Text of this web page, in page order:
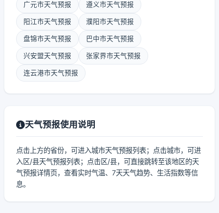
广元市天气预报 遵义市天气预报
阳江市天气预报 濮阳市天气预报
盘锦市天气预报 巴中市天气预报
兴安盟天气预报 张家界市天气预报
连云港市天气预报
天气预报使用说明
点击上方的省份，可进入城市天气预报列表；点击城市，可进
入区/县天气预报列表；点击区/县，可直接跳转至该地区的天
气预报详情页，查看实时气温、7天天气趋势、生活指数等信
息。